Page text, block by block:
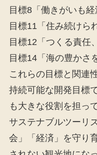
目標8「働きがいも経
目標11「住み続けら
目標12「つくる責任
目標14「海の豊かさ
これらの目標と関連
持続可能な開発目標
も大きな役割を担っ
サステナブルツーリ
会」「経済」を守り